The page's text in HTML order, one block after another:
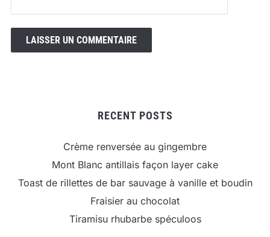
RECENT POSTS
Crème renversée au gingembre
Mont Blanc antillais façon layer cake
Toast de rillettes de bar sauvage à vanille et boudin
Fraisier au chocolat
Tiramisu rhubarbe spéculoos